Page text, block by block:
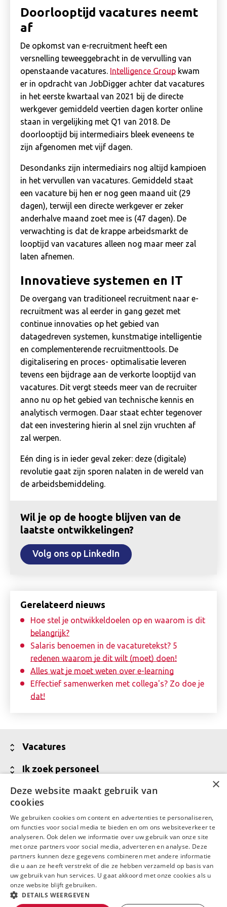
Doorlooptijd vacatures neemt
af
De opkomst van e-recruitment heeft een
versnelling teweeggebracht in de vervulling van
openstaande vacatures. Intelligence Group kwam
er in opdracht van JobDigger achter dat vacatures
in het eerste kwartaal van 2021 bij de directe
werkgever gemiddeld veertien dagen korter online
staan in vergelijking met Q1 van 2018. De
doorlooptijd bij intermediairs bleek eveneens te
zijn afgenomen met vijf dagen.
Desondanks zijn intermediairs nog altijd kampioen
in het vervullen van vacatures. Gemiddeld staat
een vacature bij hen er nog geen maand uit (29
dagen), terwijl een directe werkgever er zeker
anderhalve maand zoet mee is (47 dagen). De
verwachting is dat de krappe arbeidsmarkt de
looptijd van vacatures alleen nog maar meer zal
laten afnemen.
Innovatieve systemen en IT
De overgang van traditioneel recruitment naar e-
recruitment was al eerder in gang gezet met
continue innovaties op het gebied van
datagedreven systemen, kunstmatige intelligentie
en complementerende recruitmenttools. De
digitalisering en proces- optimalisatie leveren
tevens een bijdrage aan de verkorte looptijd van
vacatures. Dit vergt steeds meer van de recruiter
anno nu op het gebied van technische kennis en
analytisch vermogen. Daar staat echter tegenover
dat een investering hierin al snel zijn vruchten af
zal werpen.
Eén ding is in ieder geval zeker: deze (digitale)
revolutie gaat zijn sporen nalaten in de wereld van
de arbeidsbemiddeling.
Wil je op de hoogte blijven van de
laatste ontwikkelingen?
Volg ons op LinkedIn
Gerelateerd nieuws
Hoe stel je ontwikkeldoelen op en waarom is dit
belangrijk?
Salaris benoemen in de vacaturetekst? 5
redenen waarom je dit wilt (moet) doen!
Alles wat je moet weten over e-learning
Effectief samenwerken met collega's? Zo doe je
dat!
Vacatures
Toon
Alle vacatures
Ik zoek personeel
Toon
Jouw partner voor werving van talent
Meld een vacature aan
Vraag een offerte aan
Talent in backoffice en financiële administratie
Over Daaf
Toon
minder
Wij zijn Daaf
Waar Daaf voor staat
MVO
Werken bij Daaf
Ons team
Downloads
Contact
minder
Contactgegevens
Contactgegevens Daaf Amersfoort
LinkedInFacebook
Copyright 2026
Algemene voorwaardenPrivacy statement
×
Deze website maakt gebruik van
cookies
We gebruiken cookies om content en advertenties te personaliseren,
om functies voor social media te bieden en om ons websiteverkeer te
analyseren. Ook delen we informatie over uw gebruik van onze site
met onze partners voor social media, adverteren en analyse. Deze
partners kunnen deze gegevens combineren met andere informatie
die u aan ze heeft verstrekt of die ze hebben verzameld op basis van
uw gebruik van hun services. U gaat akkoord met onze cookies als u
onze website blijft gebruiken.
DETAILS WEERGEVEN